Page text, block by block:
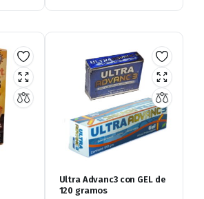
Ultra Advanc3 con GEL de
120 gramos